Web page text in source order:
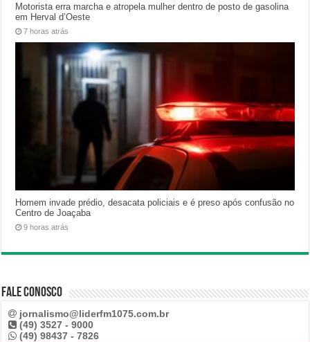
Motorista erra marcha e atropela mulher dentro de posto de gasolina
em Herval d’Oeste
7 horas atrás
Homem invade prédio, desacata policiais e é preso após confusão no
Centro de Joaçaba
9 horas atrás
Fale Conosco
jornalismo@liderfm1075.com.br
(49) 3527 - 9000
(49) 98437 - 7826